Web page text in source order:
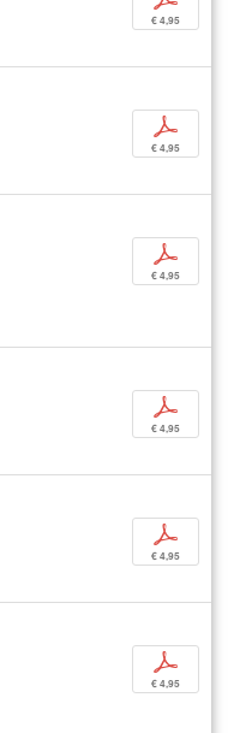
€ 4,95
p
€ 4,95
p
€ 4,95
p
€ 4,95
p
€ 4,95
p
€ 4,95